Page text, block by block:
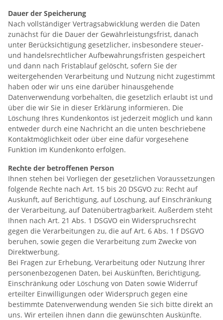
Dauer der Speicherung
Nach vollständiger Vertragsabwicklung werden die Daten
zunächst für die Dauer der Gewährleistungsfrist, danach
unter Berücksichtigung gesetzlicher, insbesondere steuer-
und handelsrechtlicher Aufbewahrungsfristen gespeichert
und dann nach Fristablauf gelöscht, sofern Sie der
weitergehenden Verarbeitung und Nutzung nicht zugestimmt
haben oder wir uns eine darüber hinausgehende
Datenverwendung vorbehalten, die gesetzlich erlaubt ist und
über die wir Sie in dieser Erklärung informieren. Die
Löschung Ihres Kundenkontos ist jederzeit möglich und kann
entweder durch eine Nachricht an die unten beschriebene
Kontaktmöglichkeit oder über eine dafür vorgesehene
Funktion im Kundenkonto erfolgen.
Rechte der betroffenen Person
Ihnen stehen bei Vorliegen der gesetzlichen Voraussetzungen
folgende Rechte nach Art. 15 bis 20 DSGVO zu: Recht auf
Auskunft, auf Berichtigung, auf Löschung, auf Einschränkung
der Verarbeitung, auf Datenübertragbarkeit. Außerdem steht
Ihnen nach Art. 21 Abs. 1 DSGVO ein Widerspruchsrecht
gegen die Verarbeitungen zu, die auf Art. 6 Abs. 1 f DSGVO
beruhen, sowie gegen die Verarbeitung zum Zwecke von
Direktwerbung.
Bei Fragen zur Erhebung, Verarbeitung oder Nutzung Ihrer
personenbezogenen Daten, bei Auskünften, Berichtigung,
Einschränkung oder Löschung von Daten sowie Widerruf
erteilter Einwilligungen oder Widerspruch gegen eine
bestimmte Datenverwendung wenden Sie sich bitte direkt an
uns. Wir erteilen ihnen dann die gewünschten Auskünfte.